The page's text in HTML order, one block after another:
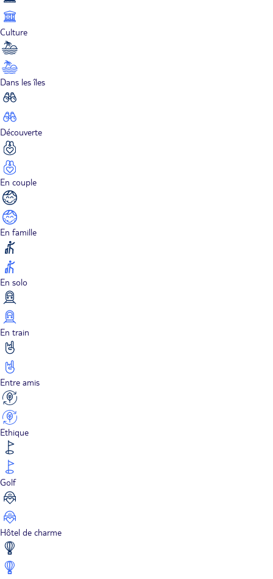
Culture
Dans les îles
Découverte
En couple
En famille
En solo
En train
Entre amis
Ethique
Golf
Hôtel de charme